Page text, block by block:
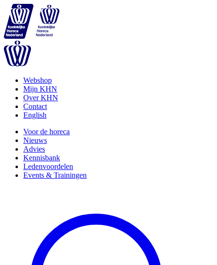
Webshop
Mijn KHN
Over KHN
Contact
English
Voor de horeca
Nieuws
Advies
Kennisbank
Ledenvoordelen
Events & Trainingen